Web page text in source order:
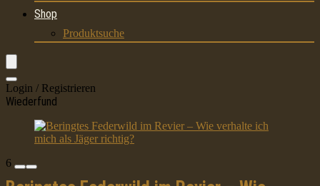
Shop
Produktsuche
Login / Registrieren
Wiederfund
6